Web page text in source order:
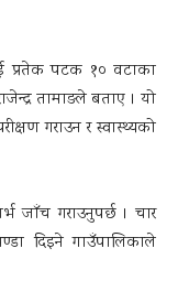
प्रतेक पटक १० वटाका
तामाङले बताए । यो
गराउन र स्वास्थ्यको
जाँच गराउनुपर्छ । चार
दिइने गाउँपालिकाले